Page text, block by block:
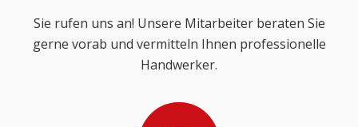
Sie rufen uns an! Unsere Mitarbeiter beraten Sie
gerne vorab und vermitteln Ihnen professionelle
Handwerker.